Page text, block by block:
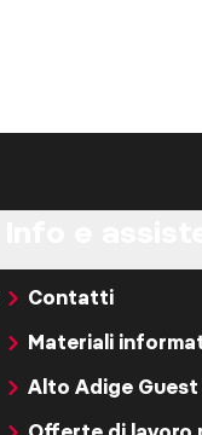
Contatti
Materiali
Alto Adige Guest